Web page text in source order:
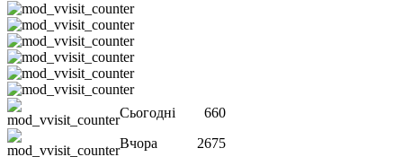
Сьогодні
660
Вчора
2675